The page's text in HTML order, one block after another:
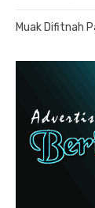
Muak Difitnah